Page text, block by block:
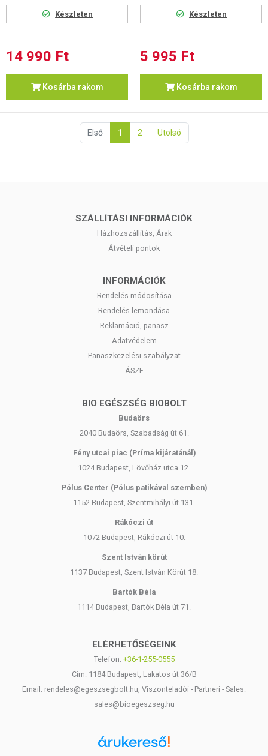
Készleten
14 990 Ft
Kosárba rakom
Készleten
5 995 Ft
Kosárba rakom
Első 1 2 Utolsó
SZÁLLÍTÁSI INFORMÁCIÓK
Házhozszállítás, Árak
Átvételi pontok
INFORMÁCIÓK
Rendelés módosítása
Rendelés lemondása
Reklamáció, panasz
Adatvédelem
Panaszkezelési szabályzat
ÁSZF
BIO EGÉSZSÉG BIOBOLT
Budaörs
2040 Budaörs, Szabadság út 61.
Fény utcai piac (Príma kijáratánál)
1024 Budapest, Lövőház utca 12.
Pólus Center (Pólus patikával szemben)
1152 Budapest, Szentmihályi út 131.
Rákóczi út
1072 Budapest, Rákóczi út 10.
Szent István körút
1137 Budapest, Szent István Körút 18.
Bartók Béla
1114 Budapest, Bartók Béla út 71.
ELÉRHETŐSÉGEINK
Telefon: +36-1-255-0555
Cím: 1184 Budapest, Lakatos út 36/B
Email: rendeles@egeszsegbolt.hu, Viszonteladói - Partneri - Sales:
sales@bioegeszseg.hu